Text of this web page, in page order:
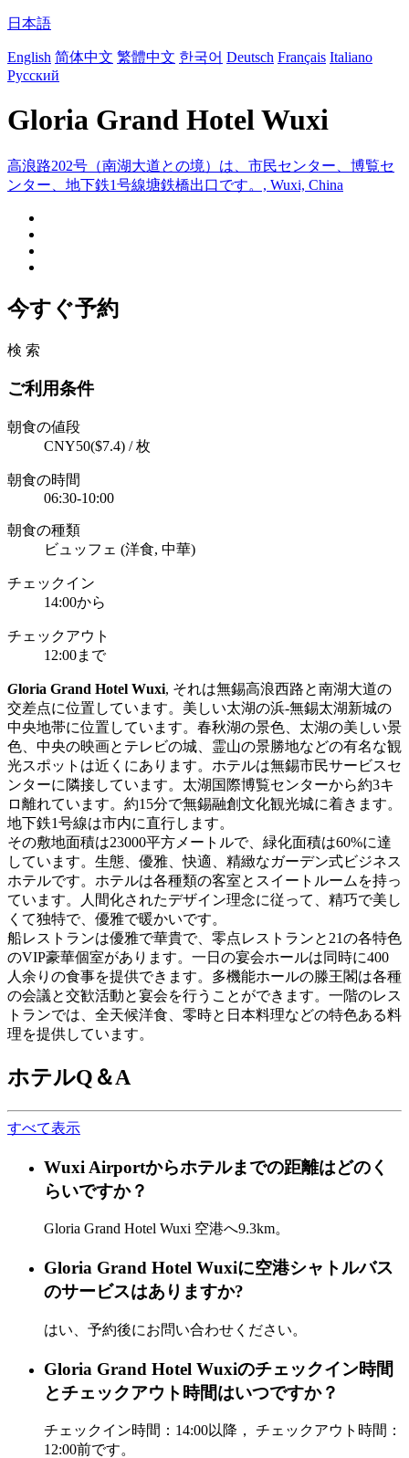
日本語
English 简体中文 繁體中文 한국어 Deutsch Français Italiano
Русский
Gloria Grand Hotel Wuxi
高浪路202号（南湖大道との境）は、市民センター、博覧セ
ンター、地下鉄1号線塘鉄橋出口です。, Wuxi, China
今すぐ予約
検 索
ご利用条件
朝食の値段
CNY50($7.4) / 枚
朝食の時間
06:30-10:00
朝食の種類
ビュッフェ (洋食, 中華)
チェックイン
14:00から
チェックアウト
12:00まで
Gloria Grand Hotel Wuxi, それは無錫高浪西路と南湖大道の
交差点に位置しています。美しい太湖の浜-無錫太湖新城の
中央地帯に位置しています。春秋湖の景色、太湖の美しい景
色、中央の映画とテレビの城、霊山の景勝地などの有名な観
光スポットは近くにあります。ホテルは無錫市民サービスセ
ンターに隣接しています。太湖国際博覧センターから約3キ
ロ離れています。約15分で無錫融創文化観光城に着きます。
地下鉄1号線は市内に直行します。
その敷地面積は23000平方メートルで、緑化面積は60%に達
しています。生態、優雅、快適、精緻なガーデン式ビジネス
ホテルです。ホテルは各種類の客室とスイートルームを持っ
ています。人間化されたデザイン理念に従って、精巧で美し
くて独特で、優雅で暖かいです。
船レストランは優雅で華貴で、零点レストランと21の各特色
のVIP豪華個室があります。一日の宴会ホールは同時に400
人余りの食事を提供できます。多機能ホールの滕王閣は各種
の会議と交歓活動と宴会を行うことができます。一階のレス
トランでは、全天候洋食、零時と日本料理などの特色ある料
理を提供しています。
ホテルQ＆A
すべて表示
Wuxi Airportからホテルまでの距離はどのく
らいですか？
Gloria Grand Hotel Wuxi 空港へ9.3km。
Gloria Grand Hotel Wuxiに空港シャトルバス
のサービスはありますか?
はい、予約後にお問い合わせください。
Gloria Grand Hotel Wuxiのチェックイン時間
とチェックアウト時間はいつですか？
チェックイン時間：14:00以降， チェックアウト時間：
12:00前です。